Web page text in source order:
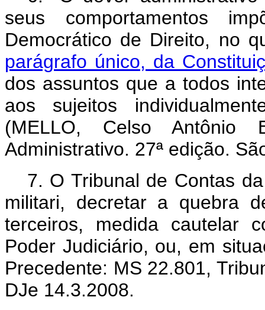
seus comportamentos
Democrático de Direito, no
parágrafo único, da
dos assuntos que a todos
aos sujeitos
(MELLO, Celso
Administrativo. 27ª edição.
7. O Tribunal de Contas
militari, decretar a quebra
terceiros, medida cautelar
Poder Judiciário, ou, em
Precedente: MS 22.801,
DJe 14.3.2008.